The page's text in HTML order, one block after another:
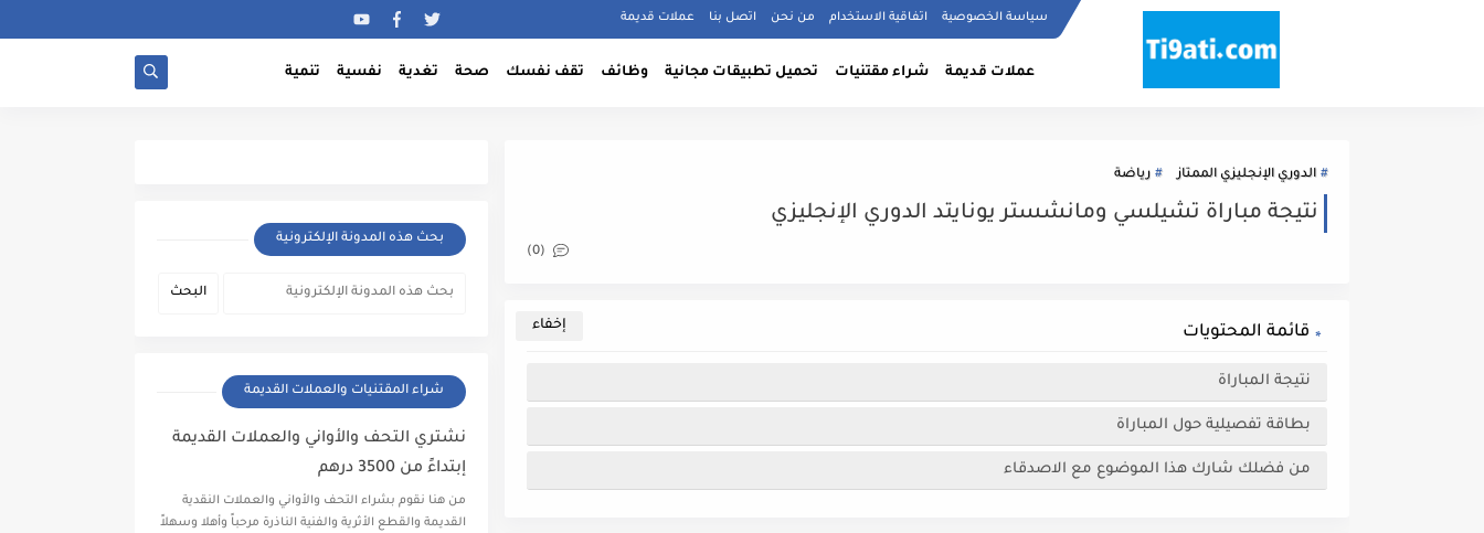
سياسة الخصوصية اتفاقية الاستخدام من نحن اتصل بنا عملات قديمة
عملات قديمة شراء مقتنيات تحميل تطبيقات مجانية وظائف تقف نفسك صحة تغدية نفسية تنمية
الدوري الإنجليزي الممتاز رياضة
نتيجة مباراة تشيلسي ومانشستر يونايتد الدوري الإنجليزي
(0)
قائمة المحتويات
نتيجة المباراة
بطاقة تفصيلية حول المباراة
من فضلك شارك هذا الموضوع مع الاصدقاء
بحث هذه المدونة الإلكترونية
شراء المقتنيات والعملات القديمة
نشتري التحف والأواني والعملات القديمة
إبتداءً من 3500 درهم
من هنا نقوم بشراء التحف والأواني والعملات النقدية
القديمة والقطع الأثرية والفنية الناذرة مرحباً وأهلا وسهلاً